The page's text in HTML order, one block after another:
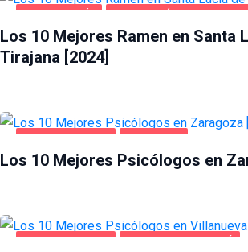
GASTRONOMÍA SANTA LUCÍA DE TIRAJANA
Los 10 Mejores Ramen en Santa
Tirajana [2024]
SALUD Y BELLEZA ZARAGOZA
Los 10 Mejores Psicólogos en
SALUD Y BELLEZA VILLANUEVA Y GELTRÚ